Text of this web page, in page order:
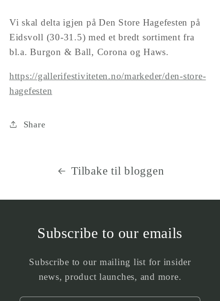
Vi skal delta igjen på Den Store Hagefesten på
Eidsvoll (30-31.5) med et bredt sortiment fra
bl.a. Burgon & Ball, Corona og Haws.
https://gallerifestiviteten.no/markeder/den-store-
hagefesten
Share
Tilbake til bloggen
Subscribe to our emails
Subscribe to our mailing list for insider
news, product launches, and more.